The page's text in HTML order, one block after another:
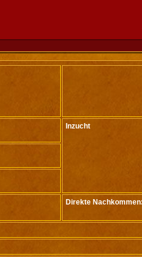
Inzucht
Direkte Nachkommen: